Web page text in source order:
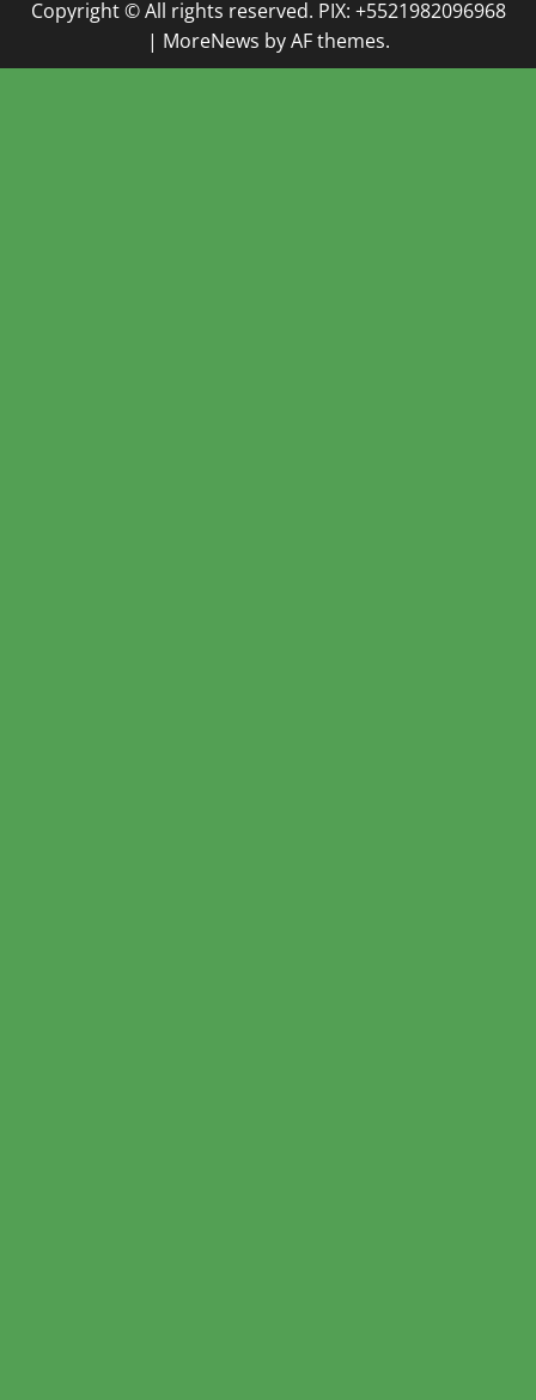
Copyright © All rights reserved. PIX: +5521982096968
| MoreNews by AF themes.